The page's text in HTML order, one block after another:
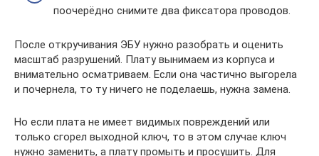
поочерёдно снимите два фиксатора проводов.
После откручивания ЭБУ нужно разобрать и оценить
масштаб разрушений. Плату вынимаем из корпуса и
внимательно осматриваем. Если она частично выгорела
и почернела, то ту ничего не поделаешь, нужна замена.
Но если плата не имеет видимых повреждений или
только сгорел выходной ключ, то в этом случае ключ
нужно заменить, а плату промыть и просушить. Для